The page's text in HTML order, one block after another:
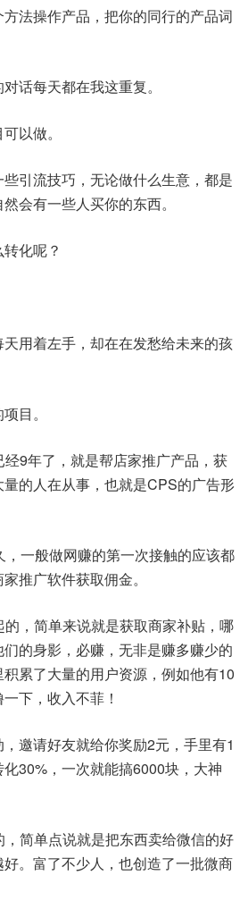
法操作产品，把你的同行的产品词
话每天都在我这重复。
以做。
引流技巧，无论做什么生意，都是
会有一些人买你的东西。
化呢？
用着左手，却在在发愁给未来的孩
目。
9年了，就是帮店家推广产品，获
的人在从事，也就是CPS的广告形
一般做网赚的第一次接触的应该都
推广软件获取佣金。
，简单来说就是获取商家补贴，哪
的身影，必赚，无非是赚多赚少的
累了大量的用户资源，例如他有10
下，收入不菲！
邀请好友就给你奖励2元，手里有1
30%，一次就能搞6000块，大神
简单点说就是把东西卖给微信的好
。富了不少人，也创造了一批微商